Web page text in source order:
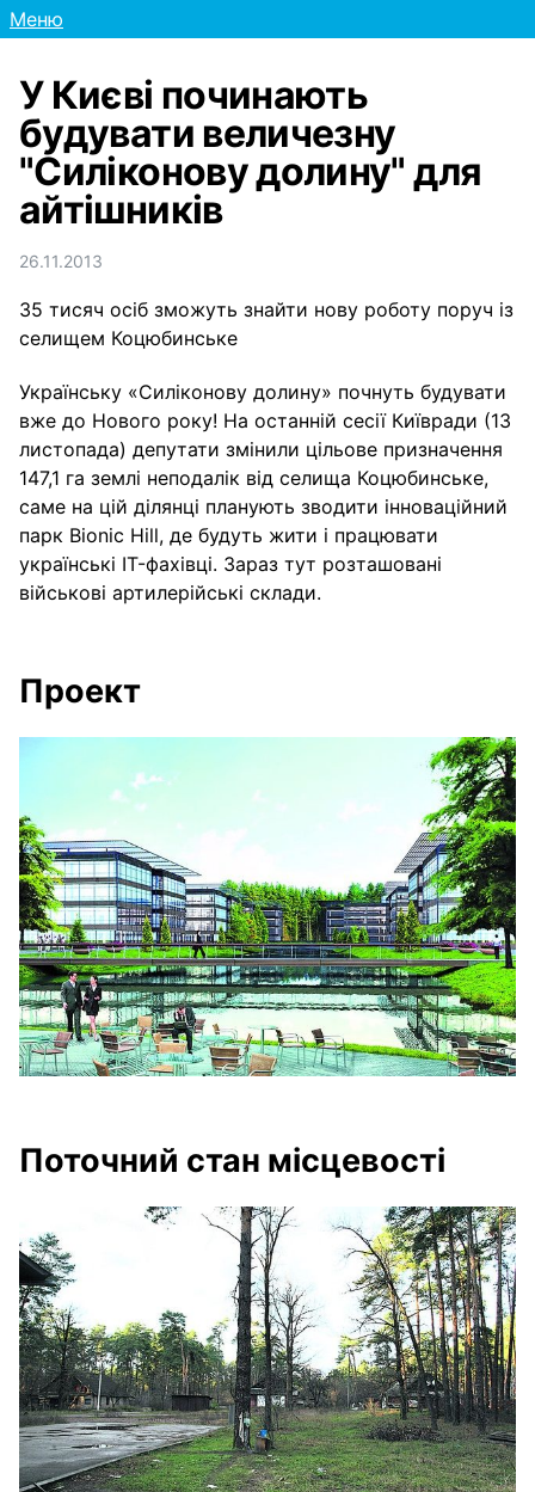
Меню
У Києві починають
будувати величезну
"Силіконову долину" для
айтішників
26.11.2013
35 тисяч осіб зможуть знайти нову роботу поруч із
селищем Коцюбинське
Українську «Силіконову долину» почнуть будувати
вже до Нового року! На останній сесії Київради (13
листопада) депутати змінили цільове призначення
147,1 га землі неподалік від селища Коцюбинське,
саме на цій ділянці планують зводити інноваційний
парк Bionic Hill, де будуть жити і працювати
українські IT-фахівці. Зараз тут розташовані
військові артилерійські склади.
Проект
Поточний стан місцевості